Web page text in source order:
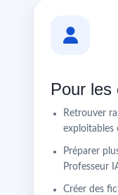
Pour les
Retrouver
exploitables
Préparer
Professeur
Créer des